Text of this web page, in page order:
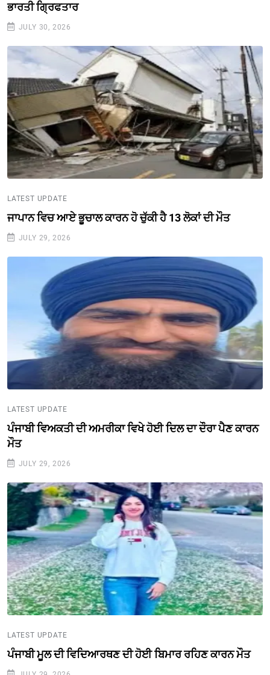
ਭਾਰਤੀ ਗ੍ਰਿਫਤਾਰ
JULY 30, 2026
LATEST UPDATE
ਜਾਪਾਨ ਵਿਚ ਆਏ ਭੂਚਾਲ ਕਾਰਨ ਹੋ ਚੁੱਕੀ ਹੈ 13 ਲੋਕਾਂ ਦੀ ਮੌਤ
JULY 29, 2026
LATEST UPDATE
ਪੰਜਾਬੀ ਵਿਅਕਤੀ ਦੀ ਅਮਰੀਕਾ ਵਿਖੇ ਹੋਈ ਦਿਲ ਦਾ ਦੌਰਾ ਪੈਣ ਕਾਰਨ
ਮੌਤ
JULY 29, 2026
LATEST UPDATE
ਪੰਜਾਬੀ ਮੂਲ ਦੀ ਵਿਦਿਆਰਥਣ ਦੀ ਹੋਈ ਬਿਮਾਰ ਰਹਿਣ ਕਾਰਨ ਮੌਤ